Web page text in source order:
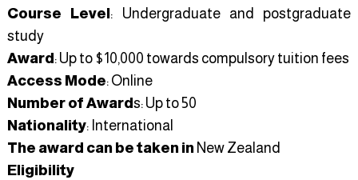
Course Level: Undergraduate and postgraduate
study
Award: Up to $10,000 towards compulsory tuition fees
Access Mode: Online
Number of Award s: Up to 50
Nationality: International
The award can be taken inNew Zealand
Eligibility